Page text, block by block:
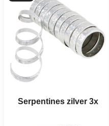
Serpentines zilver 3x